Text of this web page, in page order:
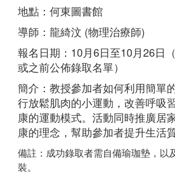
地點：何東圖書館
導師：龍綺汶 (物理治療師)
報名日期：10月6日至10月26日
或之前公佈錄取名單）
簡介：教授參加者如何利用簡單
行放鬆肌肉的小運動，改善呼吸
康的運動模式。活動同時推廣居
康的理念，幫助參加者提升生活質
備註：成功錄取者需自備瑜珈墊，以
裝。